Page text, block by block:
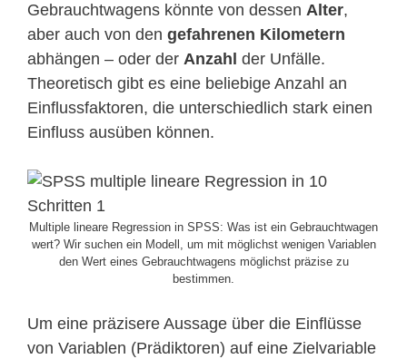
Gebrauchtwagens könnte von dessen Alter,
aber auch von den gefahrenen Kilometern
abhängen – oder der Anzahl der Unfälle.
Theoretisch gibt es eine beliebige Anzahl an
Einflussfaktoren, die unterschiedlich stark einen
Einfluss ausüben können.
Multiple lineare Regression in SPSS: Was ist ein Gebrauchtwagen
wert? Wir suchen ein Modell, um mit möglichst wenigen Variablen
den Wert eines Gebrauchtwagens möglichst präzise zu
bestimmen.
Um eine präzisere Aussage über die Einflüsse
von Variablen (Prädiktoren) auf eine Zielvariable